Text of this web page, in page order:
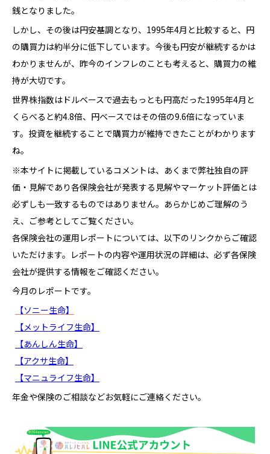
銭となりました。
しかし、その後は円安基調となり、1995年4月と比較すると、円
の購買力は約半分に低下しています。今後も円安が継続するかは
わかりませんが、昨今のインフレのことも考えると、購買力の維
持が大切です。
世界株指数はドルベースで過去もっとも円高だった1995年4月と
くらべると約4.8倍、円ベースではその倍の9.6倍になっていま
す。投資を継続することで購買力が維持できたことがわかります
ね。
※本サイトに掲載しているコメントは、あくまで弊社独自の評
価・見解であり各保険会社が発表する見解やマーケット評価とは
必ずしも一致するものではありません。あらかじめご理解のう
え、ご参考としてご覧ください。
各保険会社の運用レポートについては、以下のリンクからご確認
いただけます。レポートの内容や運用状況の詳細は、必ず各保険
会社が提供する情報をご確認ください。
今月のレポートです。
【ソニー生命】
【メットライフ生命】
【あんしん生命】
【アクサ生命】
【マニュライフ生命】
年金や保険のご相談などお気軽にご連絡ください。